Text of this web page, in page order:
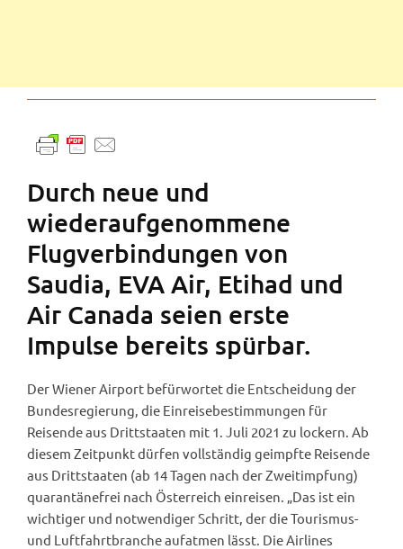
Durch neue und
wiederaufgenommene
Flugverbindungen von
Saudia, EVA Air, Etihad und
Air Canada seien erste
Impulse bereits spürbar.
Der Wiener Airport befürwortet die Entscheidung der
Bundesregierung, die Einreisebestimmungen für
Reisende aus Drittstaaten mit 1. Juli 2021 zu lockern. Ab
diesem Zeitpunkt dürfen vollständig geimpfte Reisende
aus Drittstaaten (ab 14 Tagen nach der Zweitimpfung)
quarantänefrei nach Österreich einreisen. „Das ist ein
wichtiger und notwendiger Schritt, der die Tourismus-
und Luftfahrtbranche aufatmen lässt. Die Airlines